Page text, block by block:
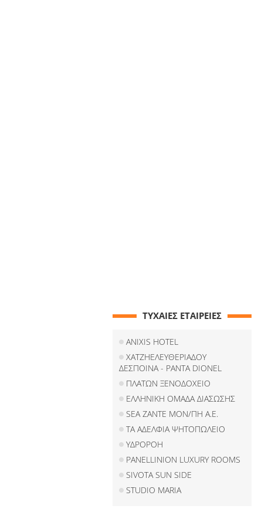
ΤΥΧΑΙΕΣ ΕΤΑΙΡΕΙΕΣ
ANIXIS HOTEL
ΧΑΤΖΗΕΛΕΥΘΕΡΙΑΔΟΥ
ΔΕΣΠΟΙΝΑ - PANTA DIONEL
ΠΛΑΤΩΝ ΞΕΝΟΔΟΧΕΙΟ
ΕΛΛΗΝΙΚΗ ΟΜΑΔΑ ΔΙΑΣΩΣΗΣ
SEA ZANTE ΜΟΝ/ΠΗ Α.Ε.
ΤΑ ΑΔΕΛΦΙΑ ΨΗΤΟΠΩΛΕΙΟ
ΥΔΡΟΡΟΗ
PANELLINION LUXURY ROOMS
SIVOTA SUN SIDE
STUDIO MARIA